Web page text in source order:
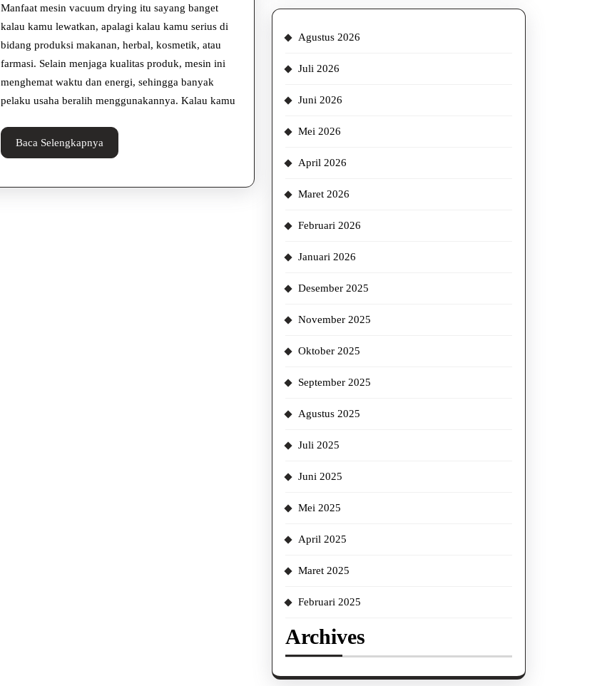
yang
Produksi
Lebih
Efisien
Manfaat mesin vacuum drying itu sayang banget
kalau kamu lewatkan, apalagi kalau kamu serius di
bidang produksi makanan, herbal, kosmetik, atau
farmasi. Selain menjaga kualitas produk, mesin ini
menghemat waktu dan energi, sehingga banyak
pelaku usaha beralih menggunakannya. Kalau kamu
Baca Selengkapnya
Selengkapnya
Agustus 2026
Juli 2026
Juni 2026
Mei 2026
April 2026
Maret 2026
Februari 2026
Januari 2026
Desember 2025
November 2025
Oktober 2025
September 2025
Agustus 2025
Juli 2025
Juni 2025
Mei 2025
April 2025
Maret 2025
Februari 2025
Archives